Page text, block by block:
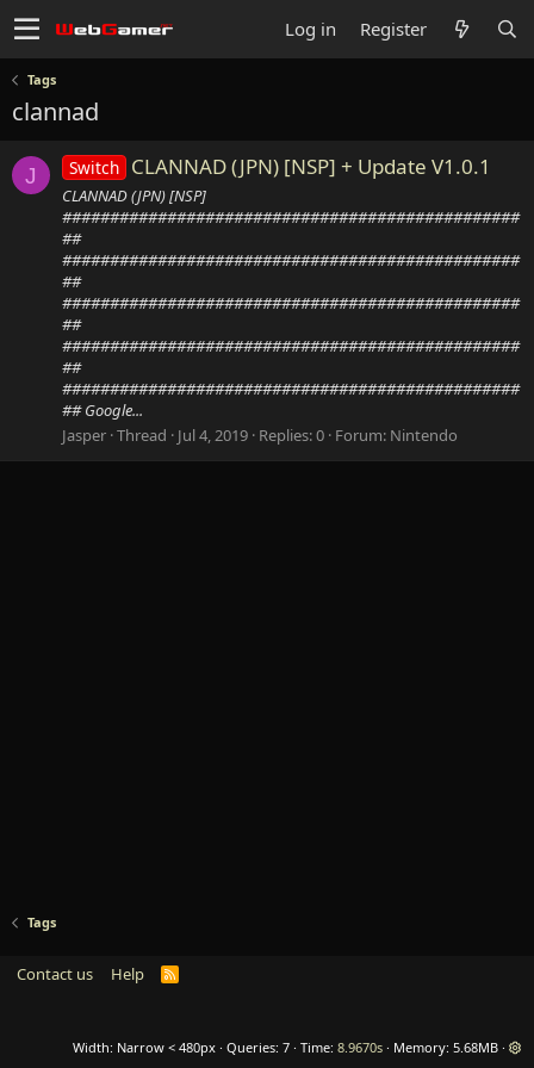
Log in Register
Tags
clannad
J Switch CLANNAD (JPN) [NSP] + Update V1.0.1
CLANNAD (JPN) [NSP]
################################################
##
################################################
##
################################################
##
################################################
##
################################################
## Google...
Jasper Thread Jul 4, 2019 Replies: 0 Forum: Nintendo
Tags
Contact us Help
R
Width Queries 7 Time 8.9670s Memory 5.68MB